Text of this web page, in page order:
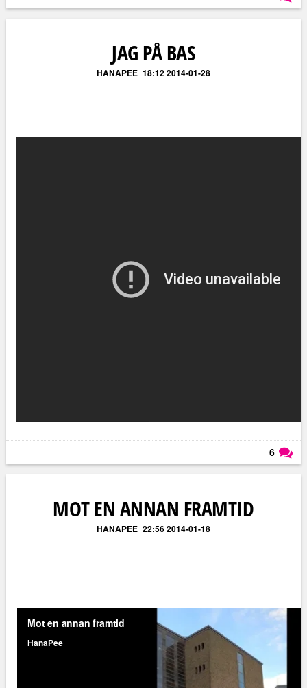
JAG PÅ BAS
HANAPEE 18:12 2014-01-28
6
MOT EN ANNAN FRAMTID
HANAPEE 22:56 2014-01-18